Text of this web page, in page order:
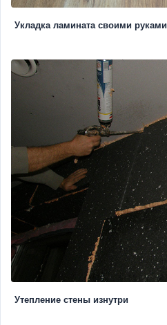
Укладка ламината своими руками
Утепление стены изнутри